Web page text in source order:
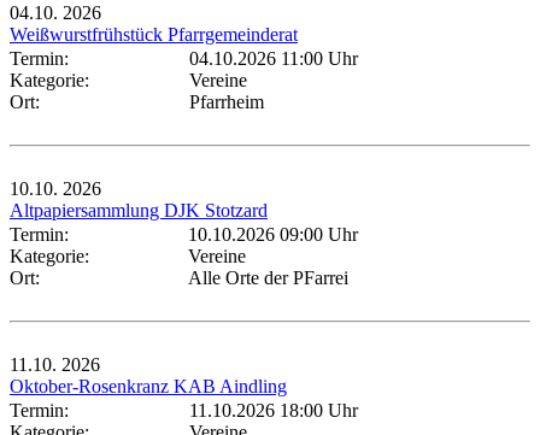
04.10. 2026
Weißwurstfrühstück Pfarrgemeinderat
Termin:
04.10.2026 11:00 Uhr
Kategorie:
Vereine
Ort:
Pfarrheim
10.10. 2026
Altpapiersammlung DJK Stotzard
Termin:
10.10.2026 09:00 Uhr
Kategorie:
Vereine
Ort:
Alle Orte der PFarrei
11.10. 2026
Oktober-Rosenkranz KAB Aindling
Termin:
11.10.2026 18:00 Uhr